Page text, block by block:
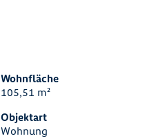
Wohnfläche
105,51 m²
Objektart
Wohnung